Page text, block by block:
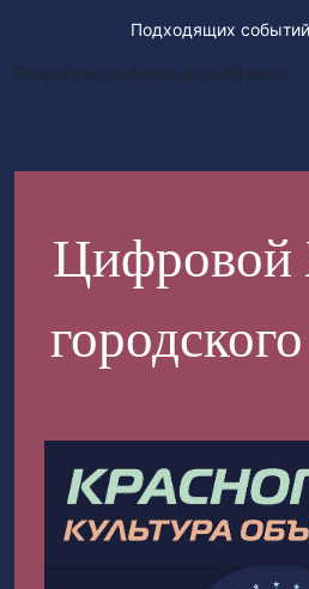
Подходящих
Попробуйте выбрать другой фильтр
Цифровой